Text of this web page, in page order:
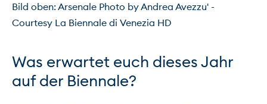
Bild oben: Arsenale Photo by Andrea Avezzu' -
Courtesy La Biennale di Venezia HD
Was erwartet euch dieses Jahr
auf der Biennale?